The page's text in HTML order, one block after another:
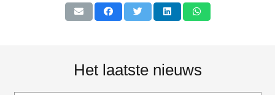
Het laatste nieuws